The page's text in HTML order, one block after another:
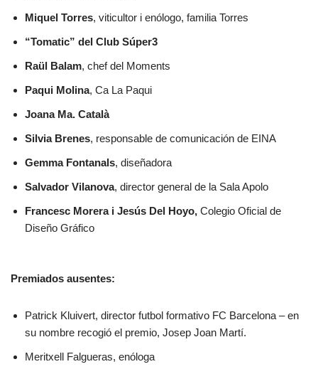
Miquel Torres, viticultor i enólogo, familia Torres
“Tomatic” del Club Súper3
Raül Balam, chef del Moments
Paqui Molina, Ca La Paqui
Joana Ma. Català
Silvia Brenes, responsable de comunicación de EINA
Gemma Fontanals, diseñadora
Salvador Vilanova, director general de la Sala Apolo
Francesc Morera i Jesús Del Hoyo, Colegio Oficial de
Diseño Gráfico
Premiados ausentes:
Patrick Kluivert, director futbol formativo FC Barcelona – en
su nombre recogió el premio, Josep Joan Martí.
Meritxell Falgueras, enóloga